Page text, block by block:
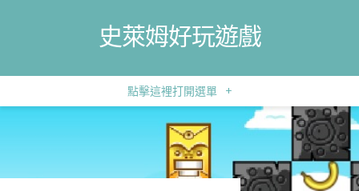
史萊姆好玩遊戲
點擊這裡打開選單 +